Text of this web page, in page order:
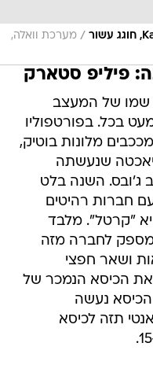
/ מערכת וואלה,
פיליפ סטארק
שמו של המעצב
בכל. בפורטפוליו
מלונות בוטיק,
יאכטה שנעשתה
ג'ובס. השנה בלט
חברות רהיטים
"קרטל". מלבד
לחברה מזה
ושאר חפצי
הכיסא הנמכר של
הכיסא נעשה
תזה לכיסא